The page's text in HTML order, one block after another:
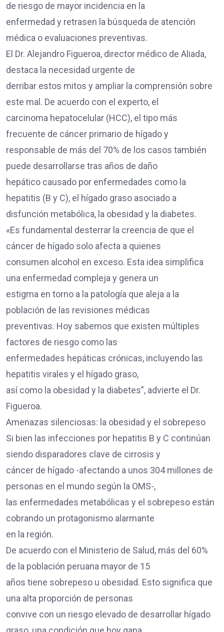
de riesgo de mayor incidencia en la
enfermedad y retrasen la búsqueda de atención
médica o evaluaciones preventivas.
El Dr. Alejandro Figueroa, director médico de Aliada,
destaca la necesidad urgente de
derribar estos mitos y ampliar la comprensión sobre
este mal. De acuerdo con el experto, el
carcinoma hepatocelular (HCC), el tipo más
frecuente de cáncer primario de hígado y
responsable de más del 70% de los casos también
puede desarrollarse tras años de daño
hepático causado por enfermedades como la
hepatitis (B y C), el hígado graso asociado a
disfunción metabólica, la obesidad y la diabetes.
«Es fundamental desterrar la creencia de que el
cáncer de hígado solo afecta a quienes
consumen alcohol en exceso. Esta idea simplifica
una enfermedad compleja y genera un
estigma en torno a la patología que aleja a la
población de las revisiones médicas
preventivas. Hoy sabemos que existen múltiples
factores de riesgo como las
enfermedades hepáticas crónicas, incluyendo las
hepatitis virales y el hígado graso,
así como la obesidad y la diabetes”, advierte el Dr.
Figueroa.
Amenazas silenciosas: la obesidad y el sobrepeso
Si bien las infecciones por hepatitis B y C continúan
siendo disparadores clave de cirrosis y
cáncer de hígado -afectando a unos 304 millones de
personas en el mundo según la OMS-,
las enfermedades metabólicas y el sobrepeso están
cobrando un protagonismo alarmante
en la región.
De acuerdo con el Ministerio de Salud, más del 60%
de la población peruana mayor de 15
años tiene sobrepeso u obesidad. Esto significa que
una alta proporción de personas
convive con un riesgo elevado de desarrollar hígado